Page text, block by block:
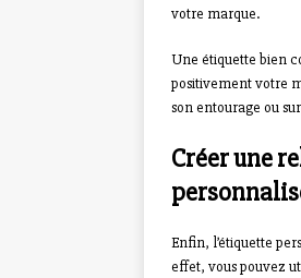
votre marque.
Une étiquette bien
positivement votre
son entourage ou
Créer une
Enfin, l’étiquette
effet, vous pouvez